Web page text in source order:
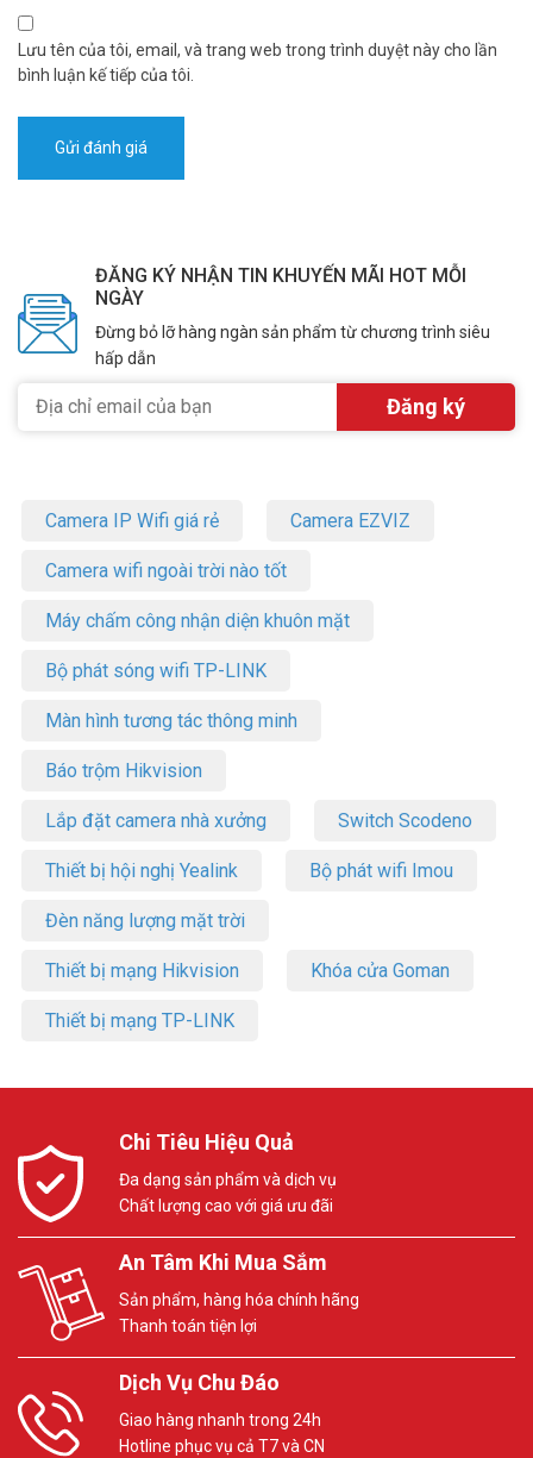
hãng NEC.
– Bảo hành: 15 tháng.
Lưu tên của tôi, email, và trang web trong trình duyệt này cho lần
bình luận kế tiếp của tôi.
ĐĂNG KÝ NHẬN TIN KHUYẾN MÃI HOT MỖI
NGÀY
Đừng bỏ lỡ hàng ngàn sản phẩm từ chương trình siêu
hấp dẫn
Camera IP Wifi giá rẻ Camera EZVIZ
Camera wifi ngoài trời nào tốt
Máy chấm công nhận diện khuôn mặt
Bộ phát sóng wifi TP-LINK
Màn hình tương tác thông minh
Báo trộm Hikvision
Lắp đặt camera nhà xưởng Switch Scodeno
Thiết bị hội nghị Yealink Bộ phát wifi Imou
Đèn năng lượng mặt trời
Thiết bị mạng Hikvision Khóa cửa Goman
Thiết bị mạng TP-LINK
Chi Tiêu Hiệu Quả
Đa dạng sản phẩm và dịch vụ
Chất lượng cao với giá ưu đãi
An Tâm Khi Mua Sắm
Sản phẩm, hàng hóa chính hãng
Thanh toán tiện lợi
Dịch Vụ Chu Đáo
Giao hàng nhanh trong 24h
Hotline phục vụ cả T7 và CN